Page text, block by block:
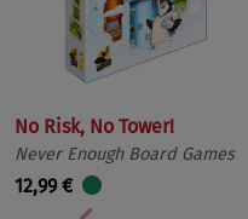
No Risk, No Tower!
Never Enough Board Games
12,99 €